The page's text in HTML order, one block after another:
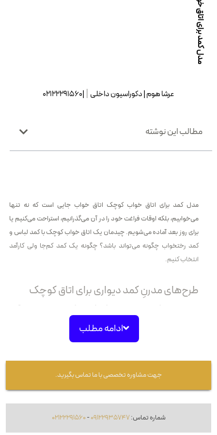
عرشا هوم| دکوراسیون داخل|
|02122291560
مطالب این نوشته
مدل کمد برای اتاق خواب کوچک اتاق خواب جایی است که نه تنها
می‌خوابیم، بلکه اوقات فراغت خود را در آن می‌گذرانیم، استراحت می‌کنیم یا
برای روز بعد آماده می‌شویم. چیدمان یک اتاق خواب کوچک با کمد لباس و
کمد رختخواب چگونه می‌تواند باشد؟ چگونه یک کمد کم‌جا ولی کارآمد
انتخاب کنیم.
طرح‌های مدرنِ کمد دیواری برای اتاق کوچک
طرح‌های مدرنِ کمد دیواری برای اتاق کوچک، به شکلی هوشمندانه و خلاقانه،
فضای اتاق خواب را بهینه می‌کنند. این طرح‌ها با ترکیب رنگ‌های جذاب،
جزئیات ظریف و استفاده از مصالح مدرن، جلوه‌ای زیبا به اتاق می‌بخشند.
یکی از طرح‌های مدرنِ کمد دیواری برای اتاق کوچک، استفاده از درها و
درازگیره‌های شفاف است. این درها به عنوان آینه عمل کرده و احساس فضای
بزرگ‌تری را به اتاق می‌دهند. همچنین، با داشتن درازگیره‌های قابل تنظیم،
می‌توان لباس‌ها را به صورت منظم و بهینه در آنها قرار داد.
طرح‌های دیگر شامل قفسه‌های جداشده و قسمت‌بندی‌های مناسب
ادامه مطلب
جهت مشاوره تخصصی با ما تماس بگیرید.
شماره تماس:09122935747
-
02122291560